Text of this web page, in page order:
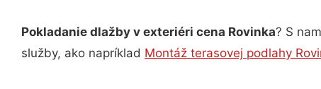
Pokladanie dlažby v exteriéri cena Rovinka? S
služby, ako napríklad Montáž terasovej podlahy